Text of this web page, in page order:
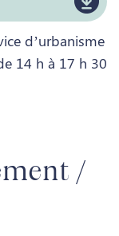
d’urbanisme
14 h à 17 h 30
/